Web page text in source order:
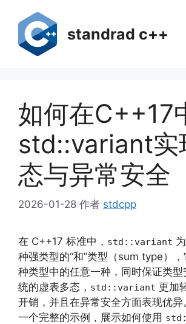
standrad c++
如何在C++17
std::variant实
态与异常安全
2026-01-28 作者 stdcpp
在 C++17 标准中， std::variant
种强类型的“和”类型（sum type）
种类型中的任意一种，同时保证类
统的虚表多态， std::variant 更加
开销，并且在异常安全方面表现优异
一个完整的示例，展示如何使用